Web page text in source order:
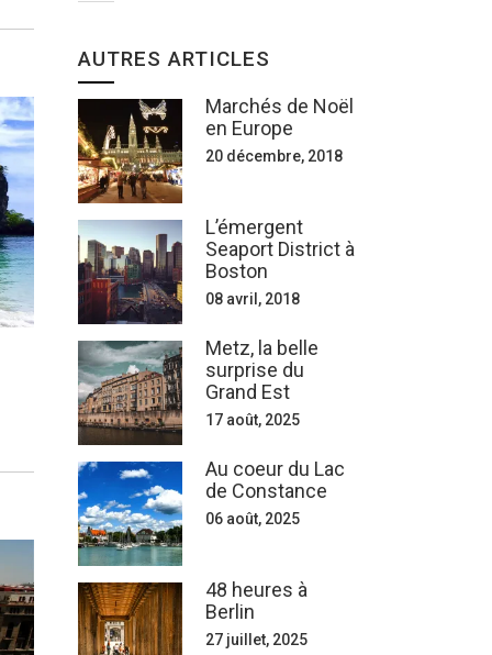
AUTRES ARTICLES
Marchés de Noël
en Europe
20 décembre, 2018
L’émergent
Seaport District à
Boston
08 avril, 2018
Metz, la belle
surprise du
Grand Est
17 août, 2025
Au coeur du Lac
de Constance
06 août, 2025
48 heures à
Berlin
27 juillet, 2025